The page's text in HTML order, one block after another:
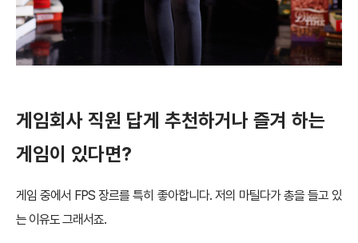
게임회사 직원 답게 추천하거나 즐겨 하는
게임이 있다면?
게임 중에서 FPS 장르를 특히 좋아합니다. 저의 마틸다가 총을 들고 있
는 이유도 그래서죠.